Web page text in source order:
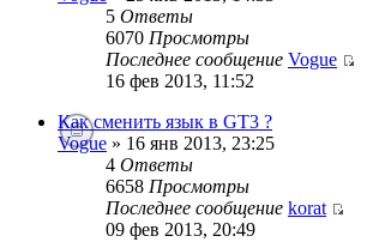
5 Ответы
6070 Просмотры
Последнее сообщение Vogue
16 фев 2013, 11:52
Как сменить язык в GT3 ?
Vogue » 16 янв 2013, 23:25
4 Ответы
6658 Просмотры
Последнее сообщение korat
09 фев 2013, 20:49